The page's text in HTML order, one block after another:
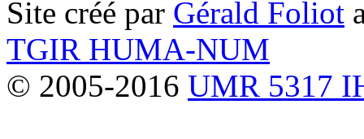
Site créé par Gérald Foliot
TGIR HUMA-NUM
© 2005-2016 UMR 5317